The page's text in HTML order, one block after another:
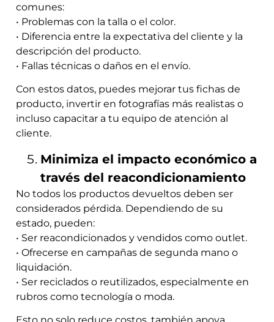
comunes:
• Problemas con la talla o el color.
• Diferencia entre la expectativa del cliente y la
descripción del producto.
• Fallas técnicas o daños en el envío.
Con estos datos, puedes mejorar tus fichas de
producto, invertir en fotografías más realistas o
incluso capacitar a tu equipo de atención al
cliente.
Minimiza el impacto económico a
través del reacondicionamiento
No todos los productos devueltos deben ser
considerados pérdida. Dependiendo de su
estado, pueden:
• Ser reacondicionados y vendidos como outlet.
• Ofrecerse en campañas de segunda mano o
liquidación.
• Ser reciclados o reutilizados, especialmente en
rubros como tecnología o moda.